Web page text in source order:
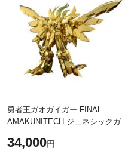
勇者王ガオガイガー FINAL
AMAKUNITECH ジェネシックガオ
デル 模型
34,000円